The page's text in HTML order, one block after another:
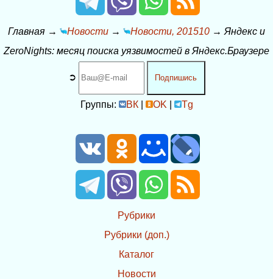
Главная → Новости → Новости, 201510 → Яндекс и
ZeroNights: месяц поиска уязвимостей в Яндекс.Браузере
➲ Подпишись
Группы: ВК| OK Tg
Рубрики
Рубрики (доп.)
Каталог
Новости